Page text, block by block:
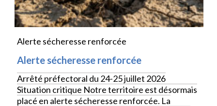
Alerte sécheresse renforcée
Alerte sécheresse renforcée
Arrêté préfectoral du 24-25 juillet 2026
Situation critique Notre territoire est désormais
placé en alerte sécheresse renforcée. La